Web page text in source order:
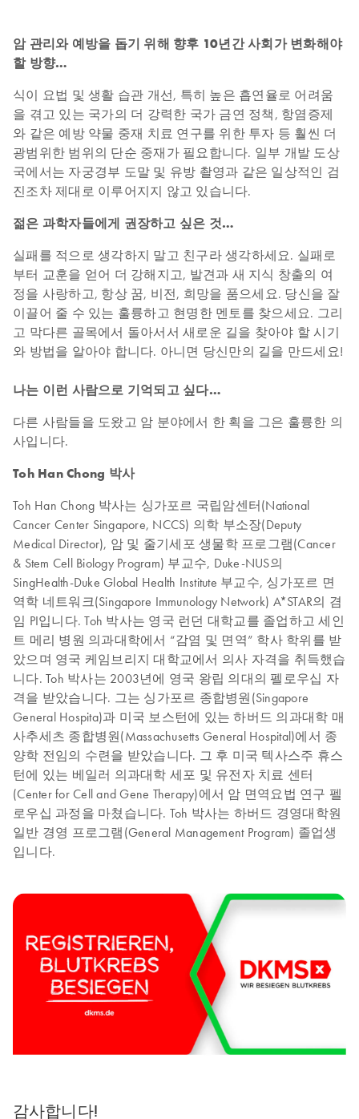
암 관리와 예방을 돕기 위해 향후 10년간 사회가 변화해야
할 방향…
식이 요법 및 생활 습관 개선, 특히 높은 흡연율로 어려움
을 겪고 있는 국가의 더 강력한 국가 금연 정책, 항염증제
와 같은 예방 약물 중재 치료 연구를 위한 투자 등 훨씬 더
광범위한 범위의 단순 중재가 필요합니다. 일부 개발 도상
국에서는 자궁경부 도말 및 유방 촬영과 같은 일상적인 검
진조차 제대로 이루어지지 않고 있습니다.
젊은 과학자들에게 권장하고 싶은 것…
실패를 적으로 생각하지 말고 친구라 생각하세요. 실패로
부터 교훈을 얻어 더 강해지고, 발견과 새 지식 창출의 여
정을 사랑하고, 항상 꿈, 비전, 희망을 품으세요. 당신을 잘
이끌어 줄 수 있는 훌륭하고 현명한 멘토를 찾으세요. 그리
고 막다른 골목에서 돌아서서 새로운 길을 찾아야 할 시기
와 방법을 알아야 합니다. 아니면 당신만의 길을 만드세요!
나는 이런 사람으로 기억되고 싶다…
다른 사람들을 도왔고 암 분야에서 한 획을 그은 훌륭한 의
사입니다.
Toh Han Chong 박사
Toh Han Chong 박사는 싱가포르 국립암센터(National
Cancer Center Singapore, NCCS) 의학 부소장(Deputy
Medical Director), 암 및 줄기세포 생물학 프로그램(Cancer
& Stem Cell Biology Program) 부교수, Duke-NUS의
SingHealth-Duke Global Health Institute 부교수, 싱가포르 면
역학 네트워크(Singapore Immunology Network) A*STAR의 겸
임 PI입니다. Toh 박사는 영국 런던 대학교를 졸업하고 세인
트 메리 병원 의과대학에서 “감염 및 면역” 학사 학위를 받
았으며 영국 케임브리지 대학교에서 의사 자격을 취득했습
니다. Toh 박사는 2003년에 영국 왕립 의대의 펠로우십 자
격을 받았습니다. 그는 싱가포르 종합병원(Singapore
General Hospita)과 미국 보스턴에 있는 하버드 의과대학 매
사추세츠 종합병원(Massachusetts General Hospital)에서 종
양학 전임의 수련을 받았습니다. 그 후 미국 텍사스주 휴스
턴에 있는 베일러 의과대학 세포 및 유전자 치료 센터
(Center for Cell and Gene Therapy)에서 암 면역요법 연구 펠
로우십 과정을 마쳤습니다. Toh 박사는 하버드 경영대학원
일반 경영 프로그램(General Management Program) 졸업생
입니다.
감사합니다!